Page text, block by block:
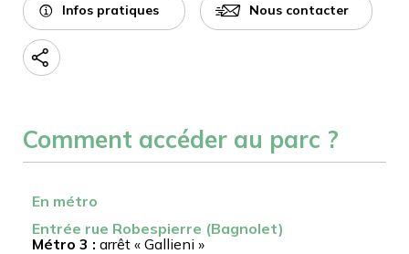
Infos pratiques Nous contacter
Comment accéder au parc ?
En métro
Entrée rue Robespierre (Bagnolet)
Métro 3 : arrêt « Gallieni »